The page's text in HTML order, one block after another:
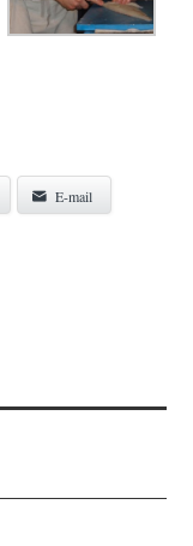
E-mail